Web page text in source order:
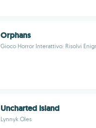
Orphans
Gioco Horror Interattivo: Risolvi
Uncharted Island
Lynnyk Oles